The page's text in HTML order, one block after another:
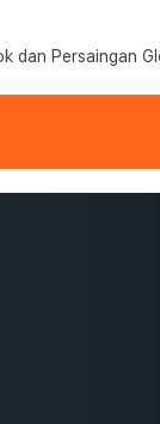
dan Persaingan